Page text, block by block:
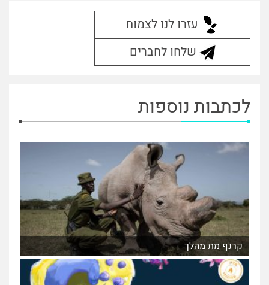
עזרו לנו לצמוח
שלחו לחברים
לכתבות נוספות
קרנף מת מהלך